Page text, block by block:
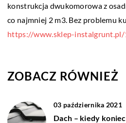
konstrukcja dwukomorowa z
co najmniej 2 m3. Bez problemu
https://www.sklep-instalgrunt.pl/
ZOBACZ RÓWNIEŻ
03 października 2021
Dach – kiedy